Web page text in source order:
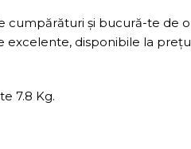
cumpărături și bucură-te de
excelente, disponibile la
7.8 Kg.